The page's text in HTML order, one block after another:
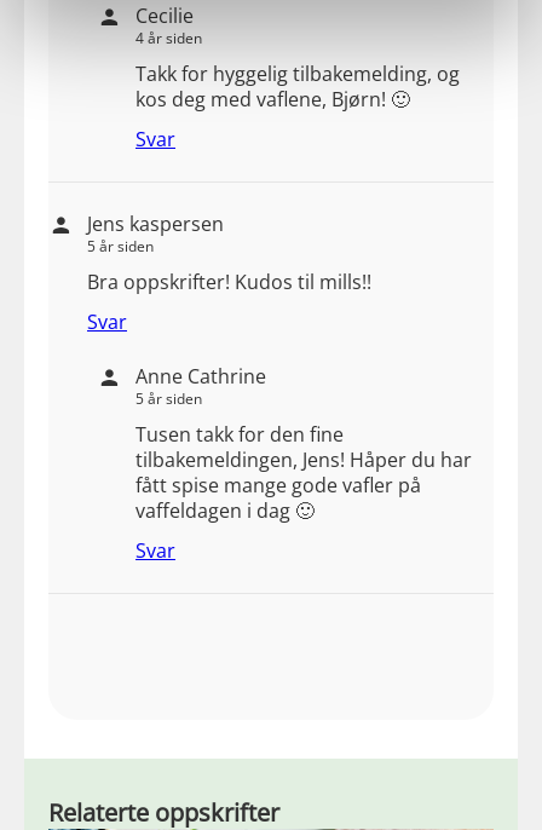
Cecilie
4 år siden
Takk for hyggelig tilbakemelding, og
kos deg med vaflene, Bjørn! 🙂
Svar
Jens kaspersen
5 år siden
Bra oppskrifter! Kudos til mills!!
Svar
Anne Cathrine
5 år siden
Tusen takk for den fine
tilbakemeldingen, Jens! Håper du har
fått spise mange gode vafler på
vaffeldagen i dag 🙂
Svar
Relaterte oppskrifter